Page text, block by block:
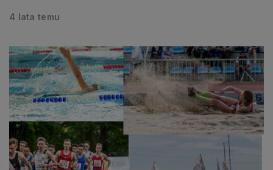
4 lata temu